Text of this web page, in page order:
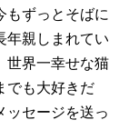
もずっとそばに
年親しまれてい
世界一幸せな猫
でも大好きだ
ッセージを送っ